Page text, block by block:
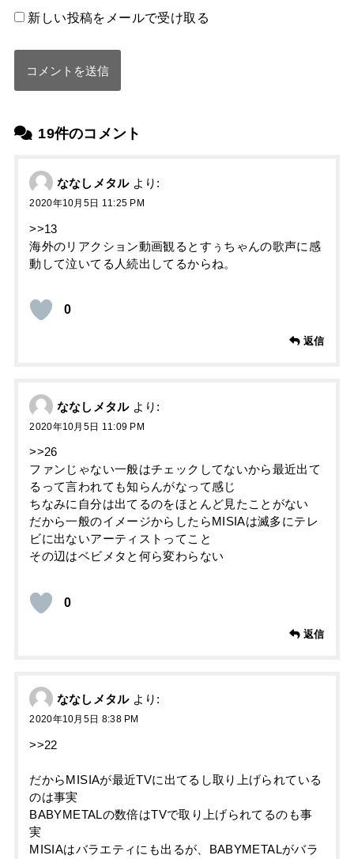
19件のコメント
ななしメタル より:
2020年10月5日 11:25 PM
>>13
海外のリアクション動画観るとすぅちゃんの歌声に感
動して泣いてる人続出してるからね。
0
返信
ななしメタル より:
2020年10月5日 11:09 PM
>>26
ファンじゃない一般はチェックしてないから最近出て
るって言われても知らんがなって感じ
ちなみに自分は出てるのをほとんど見たことがない
だから一般のイメージからしたらMISIAは滅多にテレ
ビに出ないアーティストってこと
その辺はベビメタと何ら変わらない
0
返信
ななしメタル より:
2020年10月5日 8:38 PM
>>22
だからMISIAが最近TVに出てるし取り上げられている
のは事実
BABYMETALの数倍はTVで取り上げられてるのも事
実
MISIAはバラエティにも出るが、BABYMETALがバラ
新しい投稿をメールで受け取る